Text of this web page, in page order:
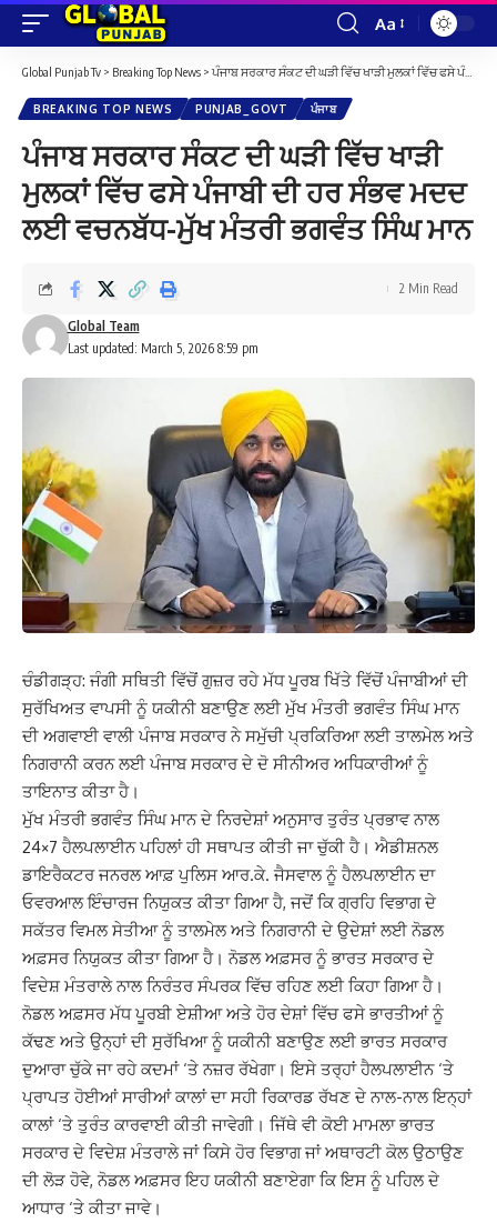
Font
Resizer
Aa
Global Punjab Tv > Breaking Top News > ਪੰਜਾਬ ਸਰਕਾਰ ਸੰਕਟ ਦੀ ਘੜੀ ਵਿੱਚ ਖਾੜੀ ਮੁਲਕਾਂ ਵਿੱਚ ਫਸੇ ਪੰਜਾਬੀ ਦੀ ਹਰ ਸੰਭਵ ਮਦਦ ਲਈ ਵਚਨਬੱਧ-ਮੁੱਖ ਮੰਤਰੀ ਭਗਵੰਤ ਸਿੰਘ ਮਾਨ
BREAKING TOP NEWS PUNJAB_GOVT ਪੰਜਾਬ
ਪੰਜਾਬ ਸਰਕਾਰ ਸੰਕਟ ਦੀ ਘੜੀ ਵਿੱਚ ਖਾੜੀ
ਮੁਲਕਾਂ ਵਿੱਚ ਫਸੇ ਪੰਜਾਬੀ ਦੀ ਹਰ ਸੰਭਵ ਮਦਦ
ਲਈ ਵਚਨਬੱਧ-ਮੁੱਖ ਮੰਤਰੀ ਭਗਵੰਤ ਸਿੰਘ ਮਾਨ
Last updated: March 5, 2026 8:59 pm
Global Team
2 Min Read
ਚੰਡੀਗੜ੍ਹ: ਜੰਗੀ ਸਥਿਤੀ ਵਿੱਚੋਂ ਗੁਜ਼ਰ ਰਹੇ ਮੱਧ ਪੂਰਬ ਖਿੱਤੇ ਵਿੱਚੋਂ ਪੰਜਾਬੀਆਂ ਦੀ
ਸੁਰੱਖਿਅਤ ਵਾਪਸੀ ਨੂੰ ਯਕੀਨੀ ਬਣਾਉਣ ਲਈ ਮੁੱਖ ਮੰਤਰੀ ਭਗਵੰਤ ਸਿੰਘ ਮਾਨ
ਦੀ ਅਗਵਾਈ ਵਾਲੀ ਪੰਜਾਬ ਸਰਕਾਰ ਨੇ ਸਮੁੱਚੀ ਪ੍ਰਕਿਰਿਆ ਲਈ ਤਾਲਮੇਲ ਅਤੇ
ਨਿਗਰਾਨੀ ਕਰਨ ਲਈ ਪੰਜਾਬ ਸਰਕਾਰ ਦੇ ਦੋ ਸੀਨੀਅਰ ਅਧਿਕਾਰੀਆਂ ਨੂੰ
ਤਾਇਨਾਤ ਕੀਤਾ ਹੈ।
ਮੁੱਖ ਮੰਤਰੀ ਭਗਵੰਤ ਸਿੰਘ ਮਾਨ ਦੇ ਨਿਰਦੇਸ਼ਾਂ ਅਨੁਸਾਰ ਤੁਰੰਤ ਪ੍ਰਭਾਵ ਨਾਲ
24×7 ਹੈਲਪਲਾਈਨ ਪਹਿਲਾਂ ਹੀ ਸਥਾਪਤ ਕੀਤੀ ਜਾ ਚੁੱਕੀ ਹੈ। ਐਡੀਸ਼ਨਲ
ਡਾਇਰੈਕਟਰ ਜਨਰਲ ਆਫ਼ ਪੁਲਿਸ ਆਰ.ਕੇ. ਜੈਸਵਾਲ ਨੂੰ ਹੈਲਪਲਾਈਨ ਦਾ
ਓਵਰਆਲ ਇੰਚਾਰਜ ਨਿਯੁਕਤ ਕੀਤਾ ਗਿਆ ਹੈ, ਜਦੋਂ ਕਿ ਗ੍ਰਹਿ ਵਿਭਾਗ ਦੇ
ਸਕੱਤਰ ਵਿਮਲ ਸੇਤੀਆ ਨੂੰ ਤਾਲਮੇਲ ਅਤੇ ਨਿਗਰਾਨੀ ਦੇ ਉਦੇਸ਼ਾਂ ਲਈ ਨੋਡਲ
ਅਫ਼ਸਰ ਨਿਯੁਕਤ ਕੀਤਾ ਗਿਆ ਹੈ। ਨੋਡਲ ਅਫ਼ਸਰ ਨੂੰ ਭਾਰਤ ਸਰਕਾਰ ਦੇ
ਵਿਦੇਸ਼ ਮੰਤਰਾਲੇ ਨਾਲ ਨਿਰੰਤਰ ਸੰਪਰਕ ਵਿੱਚ ਰਹਿਣ ਲਈ ਕਿਹਾ ਗਿਆ ਹੈ।
ਨੋਡਲ ਅਫ਼ਸਰ ਮੱਧ ਪੂਰਬੀ ਏਸ਼ੀਆ ਅਤੇ ਹੋਰ ਦੇਸ਼ਾਂ ਵਿੱਚ ਫਸੇ ਭਾਰਤੀਆਂ ਨੂੰ
ਕੱਢਣ ਅਤੇ ਉਨ੍ਹਾਂ ਦੀ ਸੁਰੱਖਿਆ ਨੂੰ ਯਕੀਨੀ ਬਣਾਉਣ ਲਈ ਭਾਰਤ ਸਰਕਾਰ
ਦੁਆਰਾ ਚੁੱਕੇ ਜਾ ਰਹੇ ਕਦਮਾਂ ‘ਤੇ ਨਜ਼ਰ ਰੱਖੇਗਾ। ਇਸੇ ਤਰ੍ਹਾਂ ਹੈਲਪਲਾਈਨ ‘ਤੇ
ਪ੍ਰਾਪਤ ਹੋਈਆਂ ਸਾਰੀਆਂ ਕਾਲਾਂ ਦਾ ਸਹੀ ਰਿਕਾਰਡ ਰੱਖਣ ਦੇ ਨਾਲ-ਨਾਲ ਇਨ੍ਹਾਂ
ਕਾਲਾਂ ‘ਤੇ ਤੁਰੰਤ ਕਾਰਵਾਈ ਕੀਤੀ ਜਾਵੇਗੀ। ਜਿੱਥੇ ਵੀ ਕੋਈ ਮਾਮਲਾ ਭਾਰਤ
ਸਰਕਾਰ ਦੇ ਵਿਦੇਸ਼ ਮੰਤਰਾਲੇ ਜਾਂ ਕਿਸੇ ਹੋਰ ਵਿਭਾਗ ਜਾਂ ਅਥਾਰਟੀ ਕੋਲ ਉਠਾਉਣ
ਦੀ ਲੋੜ ਹੋਵੇ, ਨੋਡਲ ਅਫ਼ਸਰ ਇਹ ਯਕੀਨੀ ਬਣਾਏਗਾ ਕਿ ਇਸ ਨੂੰ ਪਹਿਲ ਦੇ
ਆਧਾਰ ‘ਤੇ ਕੀਤਾ ਜਾਵੇ।